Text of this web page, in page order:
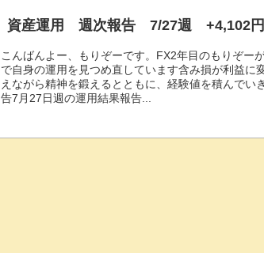
資産運用 週次報告 7/27週 +4,102円
こんばんよー、もりぞーです。FX2年目のもりぞー
で自身の運用を見つめ直しています含み損が利益に
えながら精神を鍛えるとともに、経験値を積んでい
告7月27日週の運用結果報告...